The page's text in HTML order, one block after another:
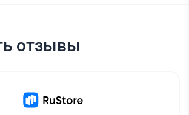
отзывы